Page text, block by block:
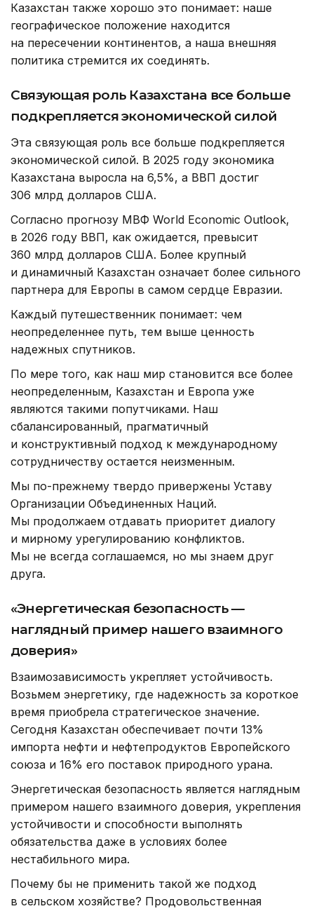
Казахстан также хорошо это понимает: наше
географическое положение находится
на пересечении континентов, а наша внешняя
политика стремится их соединять.
Связующая роль Казахстана все больше
подкрепляется экономической силой
Эта связующая роль все больше подкрепляется
экономической силой. В 2025 году экономика
Казахстана выросла на 6,5%, а ВВП достиг
306 млрд долларов США.
Согласно прогнозу МВФ World Economic Outlook,
в 2026 году ВВП, как ожидается, превысит
360 млрд долларов США. Более крупный
и динамичный Казахстан означает более сильного
партнера для Европы в самом сердце Евразии.
Каждый путешественник понимает: чем
неопределеннее путь, тем выше ценность
надежных спутников.
По мере того, как наш мир становится все более
неопределенным, Казахстан и Европа уже
являются такими попутчиками. Наш
сбалансированный, прагматичный
и конструктивный подход к международному
сотрудничеству остается неизменным.
Мы по-прежнему твердо привержены Уставу
Организации Объединенных Наций.
Мы продолжаем отдавать приоритет диалогу
и мирному урегулированию конфликтов.
Мы не всегда соглашаемся, но мы знаем друг
друга.
«Энергетическая безопасность —
наглядный пример нашего взаимного
доверия»
Взаимозависимость укрепляет устойчивость.
Возьмем энергетику, где надежность за короткое
время приобрела стратегическое значение.
Сегодня Казахстан обеспечивает почти 13%
импорта нефти и нефтепродуктов Европейского
союза и 16% его поставок природного урана.
Энергетическая безопасность является наглядным
примером нашего взаимного доверия, укрепления
устойчивости и способности выполнять
обязательства даже в условиях более
нестабильного мира.
Почему бы не применить такой же подход
в сельском хозяйстве? Продовольственная